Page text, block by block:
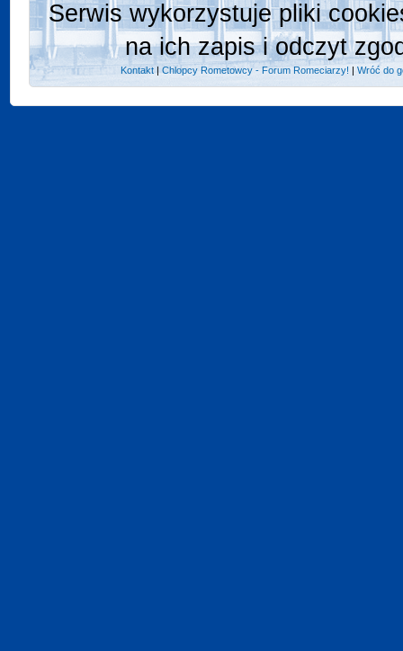
Serwis wykorzystuje pliki
na ich zapis i odczyt
Kontakt |Chlopcy Rometowcy - Forum Romeciarzy! |Wróć do